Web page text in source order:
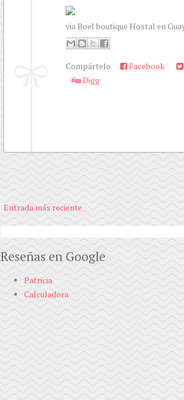
via Boel boutique Hostal en
Compártelo Facebook
Digg
Entrada más reciente
Reseñas en Google
Patricia
Calculadora